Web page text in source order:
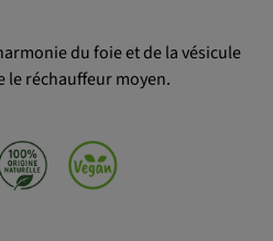
du foie et de la vésicule
le réchauffeur moyen.